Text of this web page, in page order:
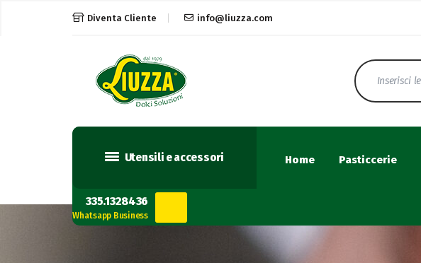
Diventa Cliente info@liuzza.com
Utensili e accessori Home Pasticcerie
335.1328436
Whatsapp Business